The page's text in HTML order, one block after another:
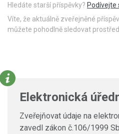
Hledáte starší příspěvky? Podívejte
Víte, že aktuálně zveřejněné
můžete pohodlně sledovat
Elektronická
Zveřejňovat údaje na
zavedl zákon č.106/1999